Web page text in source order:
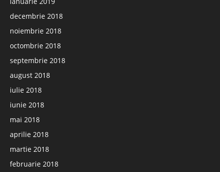
decembrie 2018
noiembrie 2018
octombrie 2018
septembrie 2018
august 2018
iulie 2018
iunie 2018
mai 2018
aprilie 2018
martie 2018
februarie 2018